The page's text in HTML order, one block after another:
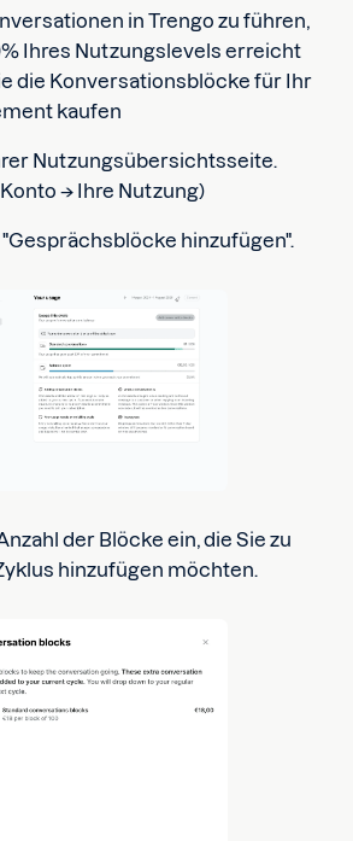
in Trengo zu führen,
Ihres Nutzungslevels erreicht
die Konversationsblöcke für Ihr
kaufen
Nutzungsübersichtsseite.
→ Ihre Nutzung)
"Gesprächsblöcke hinzufügen".
der Blöcke ein, die Sie zu
hinzufügen möchten.